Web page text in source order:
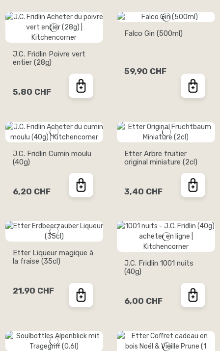
J.C. Fridlin Poivre vert
entier (28g)
5,80 CHF
Falco Gin (500ml)
59,90 CHF
J.C. Fridlin Cumin moulu
(40g)
6,20 CHF
Etter Arbre fruitier
original miniature (2cl)
3,40 CHF
Etter Liqueur magique à
la fraise (35cl)
21,90 CHF
J.C. Fridlin 1001 nuits
(40g)
6,00 CHF